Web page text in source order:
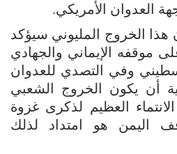
العدوان الأمريكي.
هذا الخروج المليوني سيؤكد
موقفه الإيماني والجهادي
وفي التصدي للعدوان
أن يكون الخروج الشعبي
العظيم لذكرى غزوة
اليمن هو امتداد لذلك